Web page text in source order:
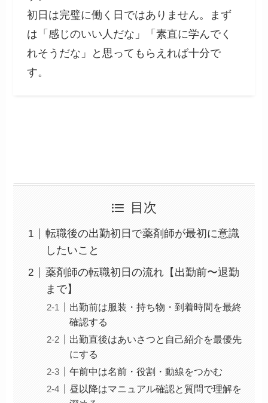
初日は完璧に働く日ではありません。まず
は「感じのいい人だな」「素直に学んでく
れそうだな」と思ってもらえれば十分で
す。
目次
転職後の出勤初日で薬剤師が最初に意識
したいこと
薬剤師の転職初日の流れ【出勤前〜退勤
まで】
出勤前は服装・持ち物・到着時間を最終
確認する
出勤直後はあいさつと自己紹介を最優先
にする
午前中は名前・役割・動線をつかむ
昼以降はマニュアル確認と質問で理解を